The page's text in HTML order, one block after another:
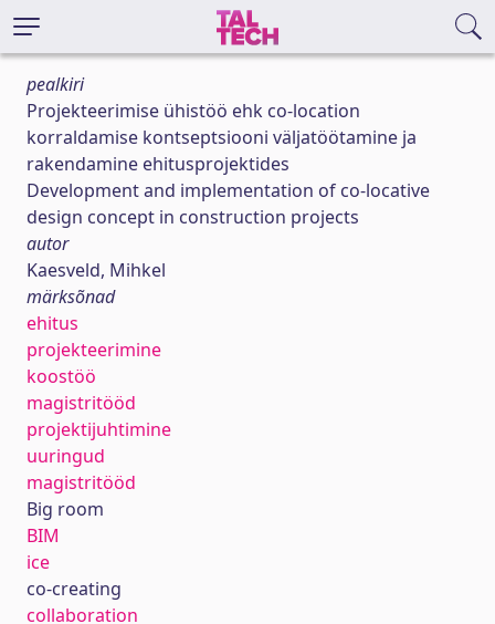
pealkiri
Projekteerimise ühistöö ehk co-location
korraldamise kontseptsiooni väljatöötamine ja
rakendamine ehitusprojektides
Development and implementation of co-locative
design concept in construction projects
autor
Kaesveld, Mihkel
märksõnad
ehitus
projekteerimine
koostöö
magistritööd
projektijuhtimine
uuringud
magistritööd
Big room
BIM
ice
co-creating
collaboration